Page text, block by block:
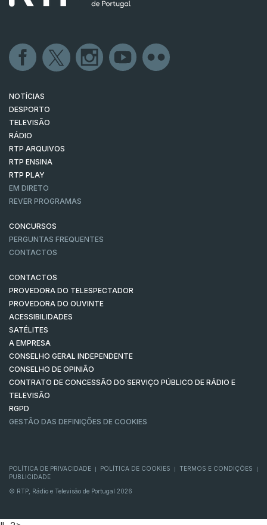
NOTÍCIAS
DESPORTO
TELEVISÃO
RÁDIO
RTP ARQUIVOS
RTP ENSINA
RTP PLAY
EM DIRETO
REVER PROGRAMAS
CONCURSOS
PERGUNTAS FREQUENTES
CONTACTOS
CONTACTOS
PROVEDORA DO TELESPECTADOR
PROVEDORA DO OUVINTE
ACESSIBILIDADES
SATÉLITES
A EMPRESA
CONSELHO GERAL INDEPENDENTE
CONSELHO DE OPINIÃO
CONTRATO DE CONCESSÃO DO SERVIÇO PÚBLICO DE RÁDIO E
TELEVISÃO
RGPD
GESTÃO DAS DEFINIÇÕES DE COOKIES
POLÍTICA DE PRIVACIDADE POLÍTICA DE COOKIES TERMOS E CONDIÇÕES
PUBLICIDADE
© RTP, Rádio e Televisão de Portugal 2026